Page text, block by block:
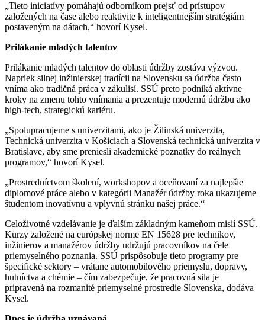
„Tieto iniciatívy pomáhajú odborníkom prejsť od prístupov
založených na čase alebo reaktivite k inteligentnejším stratégiám
postaveným na dátach,“ hovorí Kysel.
Prilákanie mladých talentov
Prilákanie mladých talentov do oblasti údržby zostáva výzvou.
Napriek silnej inžinierskej tradícii na Slovensku sa údržba často
vníma ako tradičná práca v zákulisí. SSÚ preto podniká aktívne
kroky na zmenu tohto vnímania a prezentuje modernú údržbu ako
high-tech, strategickú kariéru.
„Spolupracujeme s univerzitami, ako je Žilinská univerzita,
Technická univerzita v Košiciach a Slovenská technická univerzita v
Bratislave, aby sme preniesli akademické poznatky do reálnych
programov,“ hovorí Kysel.
„Prostredníctvom školení, workshopov a oceňovaní za najlepšie
diplomové práce alebo v kategórii Manažér údržby roka ukazujeme
študentom inovatívnu a vplyvnú stránku našej práce.“
Celoživotné vzdelávanie je ďalším základným kameňom misií SSÚ.
Kurzy založené na európskej norme EN 15628 pre technikov,
inžinierov a manažérov údržby udržujú pracovníkov na čele
priemyselného poznania. SSÚ prispôsobuje tieto programy pre
špecifické sektory – vrátane automobilového priemyslu, dopravy,
hutníctva a chémie – čím zabezpečuje, že pracovná sila je
pripravená na rozmanité priemyselné prostredie Slovenska, dodáva
Kysel.